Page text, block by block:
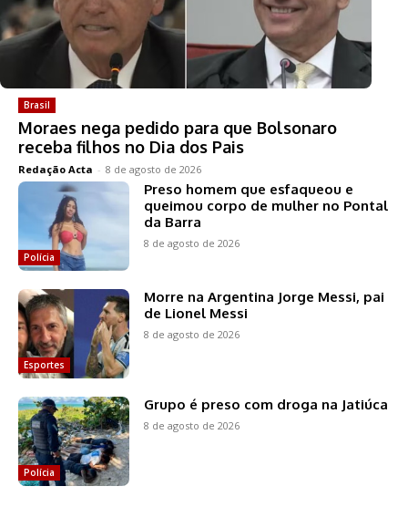
Brasil
Moraes nega pedido para que Bolsonaro
receba filhos no Dia dos Pais
Redação Acta - 8 de agosto de 2026
Polícia
Preso homem que esfaqueou e
queimou corpo de mulher no Pontal
da Barra
8 de agosto de 2026
Esportes
Morre na Argentina Jorge Messi, pai
de Lionel Messi
8 de agosto de 2026
Polícia
Grupo é preso com droga na Jatiúca
8 de agosto de 2026